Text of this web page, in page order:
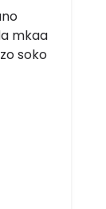
mkaa
soko